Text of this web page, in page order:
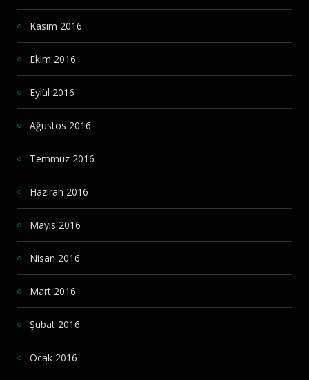
Kasım 2016
Ekim 2016
Eylül 2016
Ağustos 2016
Temmuz 2016
Haziran 2016
Mayıs 2016
Nisan 2016
Mart 2016
Şubat 2016
Ocak 2016